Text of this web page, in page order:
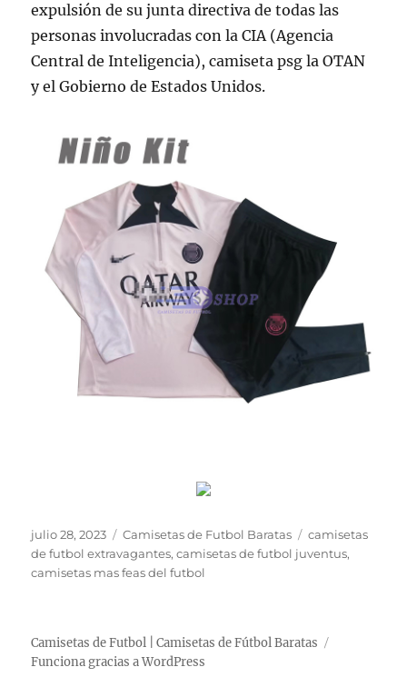
expulsión de su junta directiva de todas las
personas involucradas con la CIA (Agencia
Central de Inteligencia), camiseta psg la OTAN
y el Gobierno de Estados Unidos.
Publicado
el
julio 28, 2023 Categorías
Camisetas de Futbol Baratas Etiquetas
camisetas
de futbol extravagantes,camisetas de futbol juventus,
camisetas mas feas del futbol
Camisetas de Futbol | Camisetas de Fútbol Baratas
Funciona gracias a WordPress